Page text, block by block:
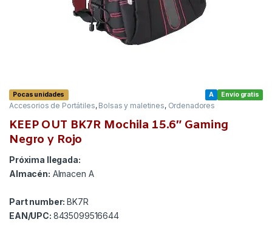
Envío gratis
A
Pocas unidades
Accesorios de Portátiles, Bolsas y maletines, Ordenadores
KEEP OUT BK7R Mochila 15.6″ Gaming
Negro y Rojo
Próxima llegada:
Almacén: Almacen A
Part number:BK7R
EAN/UPC: 8435099516644